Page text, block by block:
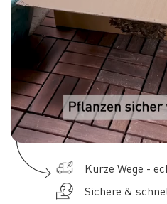
Kurze Wege -
Sichere &